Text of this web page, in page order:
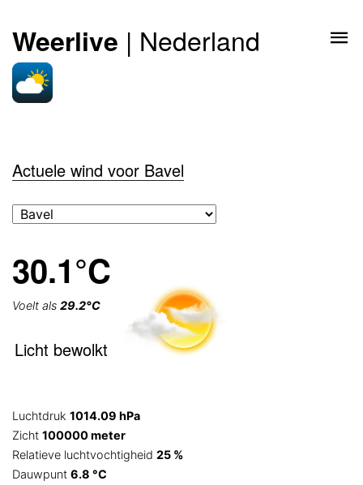
Weerlive | Nederland
Actuele wind voor Bavel
30.1°C
Voelt als 29.2°C
Licht bewolkt
Luchtdruk 1014.09 hPa
Zicht 100000 meter
Relatieve luchtvochtigheid 25 %
Dauwpunt 6.8 °C